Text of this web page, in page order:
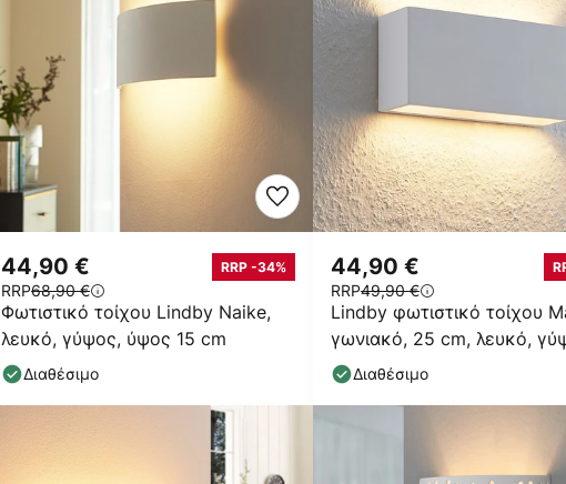
Φωτιστικό τοίχου Lindby Naike,
λευκό, γύψος, ύψος 15 cm
44,90 € RRP -34%
RRP68,90 €
Διαθέσιμο
Lindby φωτιστικό τοίχου
γωνιακό, 25 cm, λευκό,
G9
44,90 €
RRP49,90 €
Διαθέσιμο